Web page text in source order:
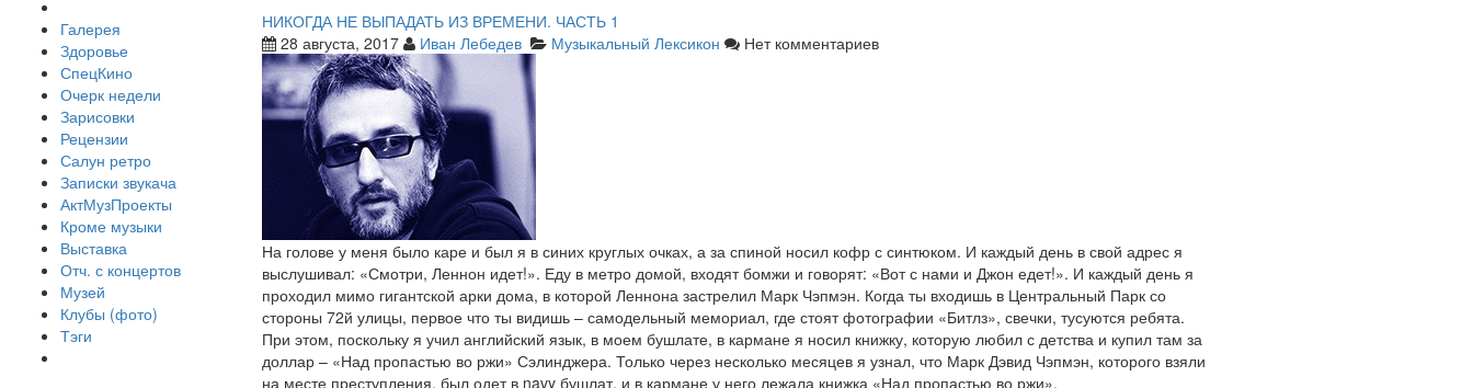
Галерея
Здоровье
СпецКино
Очерк недели
Зарисовки
Рецензии
Салун ретро
Записки звукача
АктМузПроекты
Кроме музыки
Выставка
Отч. с концертов
Музей
Клубы (фото)
Тэги
НИКОГДА НЕ ВЫПАДАТЬ ИЗ ВРЕМЕНИ. ЧАСТЬ 1
28 августа, 2017
Иван Лебедев Музыкальный Лексикон Нет комментариев
На голове у меня было каре и был я в синих круглых очках, а за спиной носил кофр с синтюком. И каждый день в свой адрес я
выслушивал: «Смотри, Леннон идет!». Еду в метро домой, входят бомжи и говорят: «Вот с нами и Джон едет!». И каждый день я
проходил мимо гигантской арки дома, в которой Леннона застрелил Марк Чэпмэн. Когда ты входишь в Центральный Парк со
стороны 72й улицы, первое что ты видишь – самодельный мемориал, где стоят фотографии «Битлз», свечки, тусуются ребята.
При этом, поскольку я учил английский язык, в моем бушлате, в кармане я носил книжку, которую любил с детства и купил там за
доллар – «Над пропастью во ржи» Сэлинджера. Только через несколько месяцев я узнал, что Марк Дэвид Чэпмэн, которого взяли
на месте преступления, был одет в navy бушлат, и в кармане у него лежала книжка «Над пропастью во ржи».